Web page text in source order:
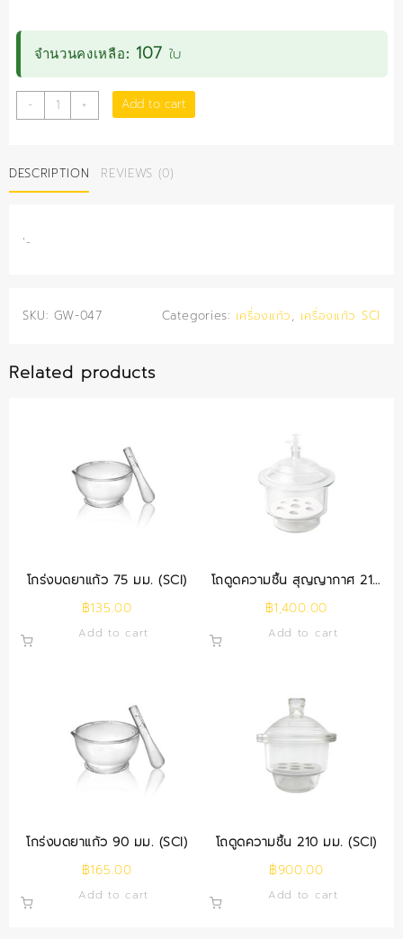
จำนวนคงเหลือ: 107 ใบ
-
กรวย
แก้ว
มม.
(SCI)
+ Add to cart
DESCRIPTION REVIEWS (0)
‘-
SKU: GW-047 Categories: เครื่องแก้ว, เครื่องแก้ว SCI
Related products
โกร่งบดยาแก้ว 75 มม. (SCI)
฿135.00
Add to cart
โถดูดความชื้น สุญญากาศ 210
มม. (SCI)
฿1,400.00
Add to cart
โกร่งบดยาแก้ว 90 มม. (SCI)
฿165.00
Add to cart
โถดูดความชื้น 210 มม. (SCI)
฿900.00
Add to cart